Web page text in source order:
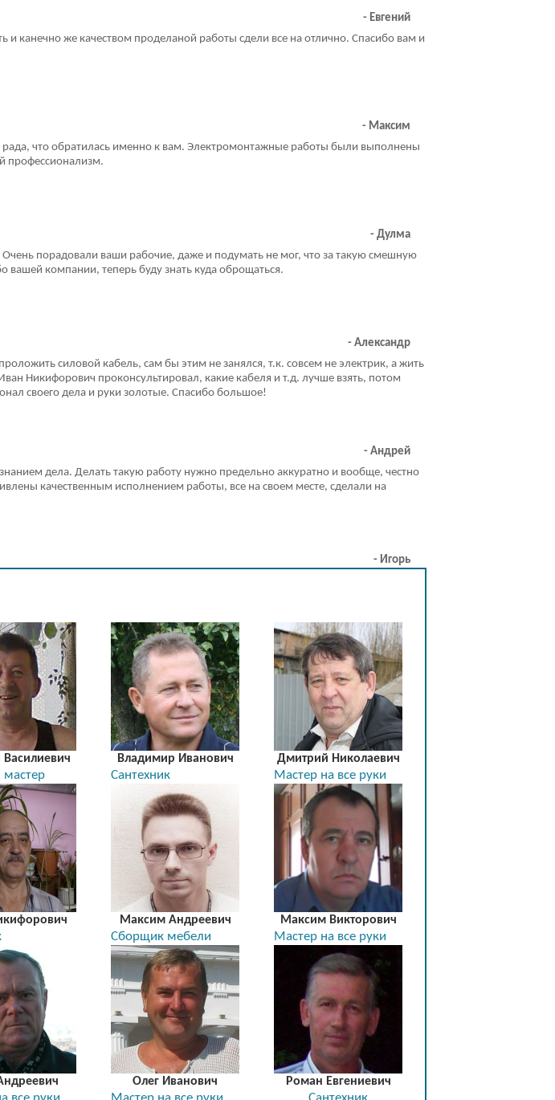
- Евгений
и канечно же качеством проделаной работы сдели все на отлично. Спасибо вам и
- Максим
что обратилась именно к вам. Электромонтажные работы были выполнены
профессионализм.
- Дулма
порадовали ваши рабочие, даже и подумать не мог, что за такую смешную
вашей компании, теперь буду знать куда оброщаться.
- Александр
силовой кабель, сам бы этим не занялся, т.к. совсем не электрик, а жить
Никифорович проконсультировал, какие кабеля и т.д. лучше взять, потом
своего дела и руки золотые. Спасибо большое!
- Андрей
дела. Делать такую работу нужно предельно аккуратно и вообще, честно
качественным исполнением работы, все на своем месте, сделали на
- Игорь
Василиевич
мастер
Владимир Иванович
Сантехник
Дмитрий Николаевич
Мастер на все руки
Максим Андреевич
Сборщик мебели
Максим Викторович
Мастер на все руки
Олег Иванович Роман Евгениевич